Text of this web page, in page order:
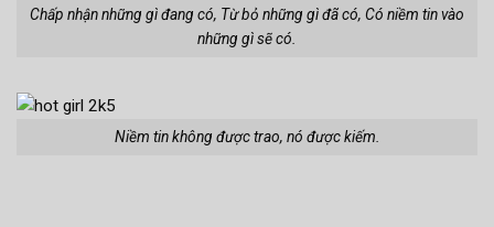
Chấp nhận những gì đang có, Từ bỏ những gì đã có, Có niềm tin vào
những gì sẽ có.
Niềm tin không được trao, nó được kiếm.